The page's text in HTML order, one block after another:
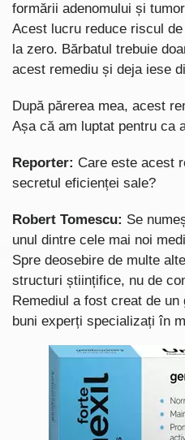
formării adenomului și
Acest lucru reduce riscul
la zero. Bărbatul trebuie
acest remediu și deja iese
După părerea mea, acest
Așa că am luptat pentru ca
Reporter: Care este acest
secretul eficienței sale?
Robert Tomescu: Se
unul dintre cele mai noi
Spre deosebire de multe
structuri științifice, nu de
Remediul a fost creat de
buni experți specializați în